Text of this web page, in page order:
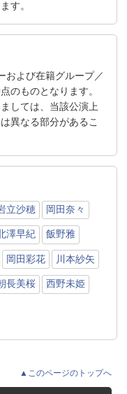
す。
および在籍グループ／
のものとなります。
しては、当該公演上
異なる部分があるこ
立沙穂 岡田奈々
澤早紀 飯野雅
岡田彩花 川本紗矢
長美桜 西野未姫
▲このページのトップへ